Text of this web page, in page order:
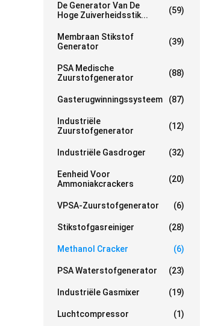
De Generator Van De
Hoge Zuiverheidsstik...
(59)
Membraan Stikstof
Generator
(39)
PSA Medische
Zuurstofgenerator
(88)
Gasterugwinningssysteem (87)
Industriële
Zuurstofgenerator
(12)
Industriële Gasdroger (32)
Eenheid Voor
Ammoniakcrackers
(20)
VPSA-Zuurstofgenerator (6)
Stikstofgasreiniger (28)
Methanol Cracker (6)
PSA Waterstofgenerator (23)
Industriële Gasmixer (19)
Luchtcompressor (1)